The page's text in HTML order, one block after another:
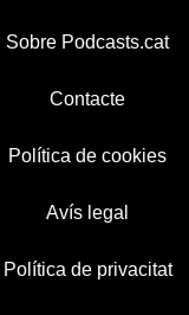
Sobre Podcasts.cat
Contacte
Política de cookies
Avís legal
Política de privacitat